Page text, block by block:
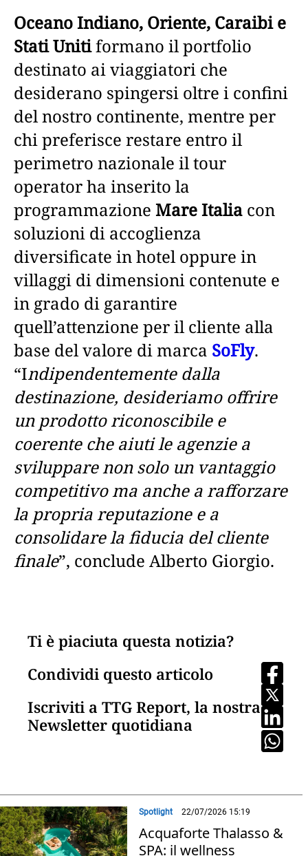
Oceano Indiano, Oriente, Caraibi e
Stati Unitiformano il portfolio
destinato ai viaggiatori che
desiderano spingersi oltre i confini
del nostro continente, mentre per
chi preferisce restare entro il
perimetro nazionale il tour
operator ha inserito la
programmazione Mare Italia con
soluzioni di accoglienza
diversificate in hotel oppure in
villaggi di dimensioni contenute e
in grado di garantire
quell’attenzione per il cliente alla
base del valore di marca SoFly.
“Indipendentemente dalla
destinazione, desideriamo offrire
un prodotto riconoscibile e
coerente che aiuti le agenzie a
sviluppare non solo un vantaggio
competitivo ma anche a rafforzare
la propria reputazione e a
consolidare la fiducia del cliente
finale”, conclude Alberto Giorgio.
Ti è piaciuta questa notizia?
Condividi questo articolo
Iscriviti a TTG Report, la nostra
Newsletter quotidiana
Spotlight 22/07/2026 15:19
Acquaforte Thalasso &
SPA: il wellness